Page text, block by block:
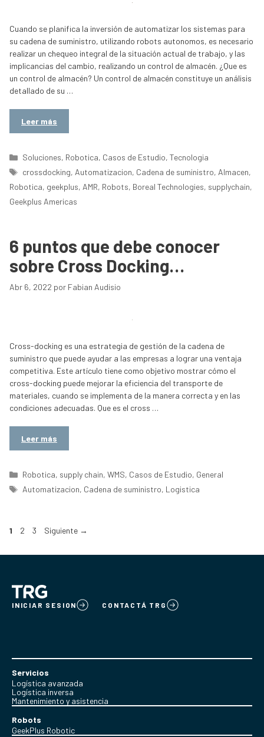
Cuando se planifica la inversión de automatizar los sistemas para
su cadena de suministro, utilizando robots autonomos, es necesario
realizar un chequeo integral de la situación actual de trabajo, y las
implicancias del cambio, realizando un control de almacén. ¿Que es
un control de almacén? Un control de almacén constituye un análisis
detallado de su …
Leer más
Categorías
Soluciones, Robotica, Casos de Estudio,Tecnologia
Etiquetas
crossdocking, Automatizacion, Cadena de suministro, Almacen,
Robotica, geekplus, AMR, Robots, Boreal Technologies, supplychain,
Geekplus Americas
6 puntos que debe conocer
sobre Cross Docking…
Abr 6, 2022 por Fabian Audisio
Cross-docking es una estrategia de gestión de la cadena de
suministro que puede ayudar a las empresas a lograr una ventaja
competitiva. Este artículo tiene como objetivo mostrar cómo el
cross-docking puede mejorar la eficiencia del transporte de
materiales, cuando se implementa de la manera correcta y en las
condiciones adecuadas. Que es el cross …
Leer más
Categorías
Robotica, supply chain,WMS, Casos de Estudio, General
Etiquetas
Automatizacion, Cadena de suministro, Logistica
Página
1 Página
2 Página
3 Siguiente →
INICIAR SESION CONTACTÁ TRG
Servicios
Logística avanzada
Logística inversa
Mantenimiento y asistencia
Robots
GeekPlus Robotic